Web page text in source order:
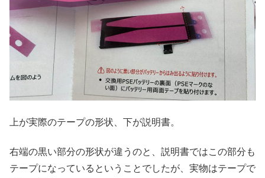
上が実際のテープの形状、下が説明書。
右端の黒い部分の形状が違うのと、説明書ではこの部分も
テープになっているということでしたが、実物はテープで